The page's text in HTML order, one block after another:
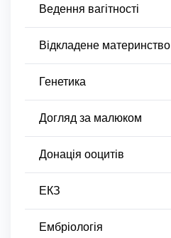
Ведення вагітності
Відкладене материнство
Генетика
Догляд за малюком
Донація ооцитів
ЕКЗ
Ембріологія